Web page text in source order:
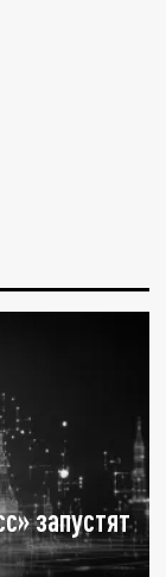
запустят